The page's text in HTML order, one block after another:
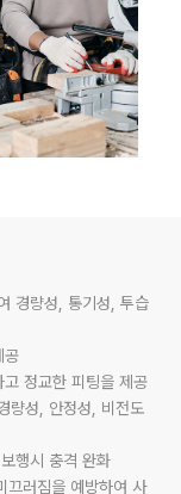
경량성, 통기성, 투습
공
정교한 피팅을 제공
량성, 안정성, 비전도
행시 충격 완화
끄러짐을 예방하여 사